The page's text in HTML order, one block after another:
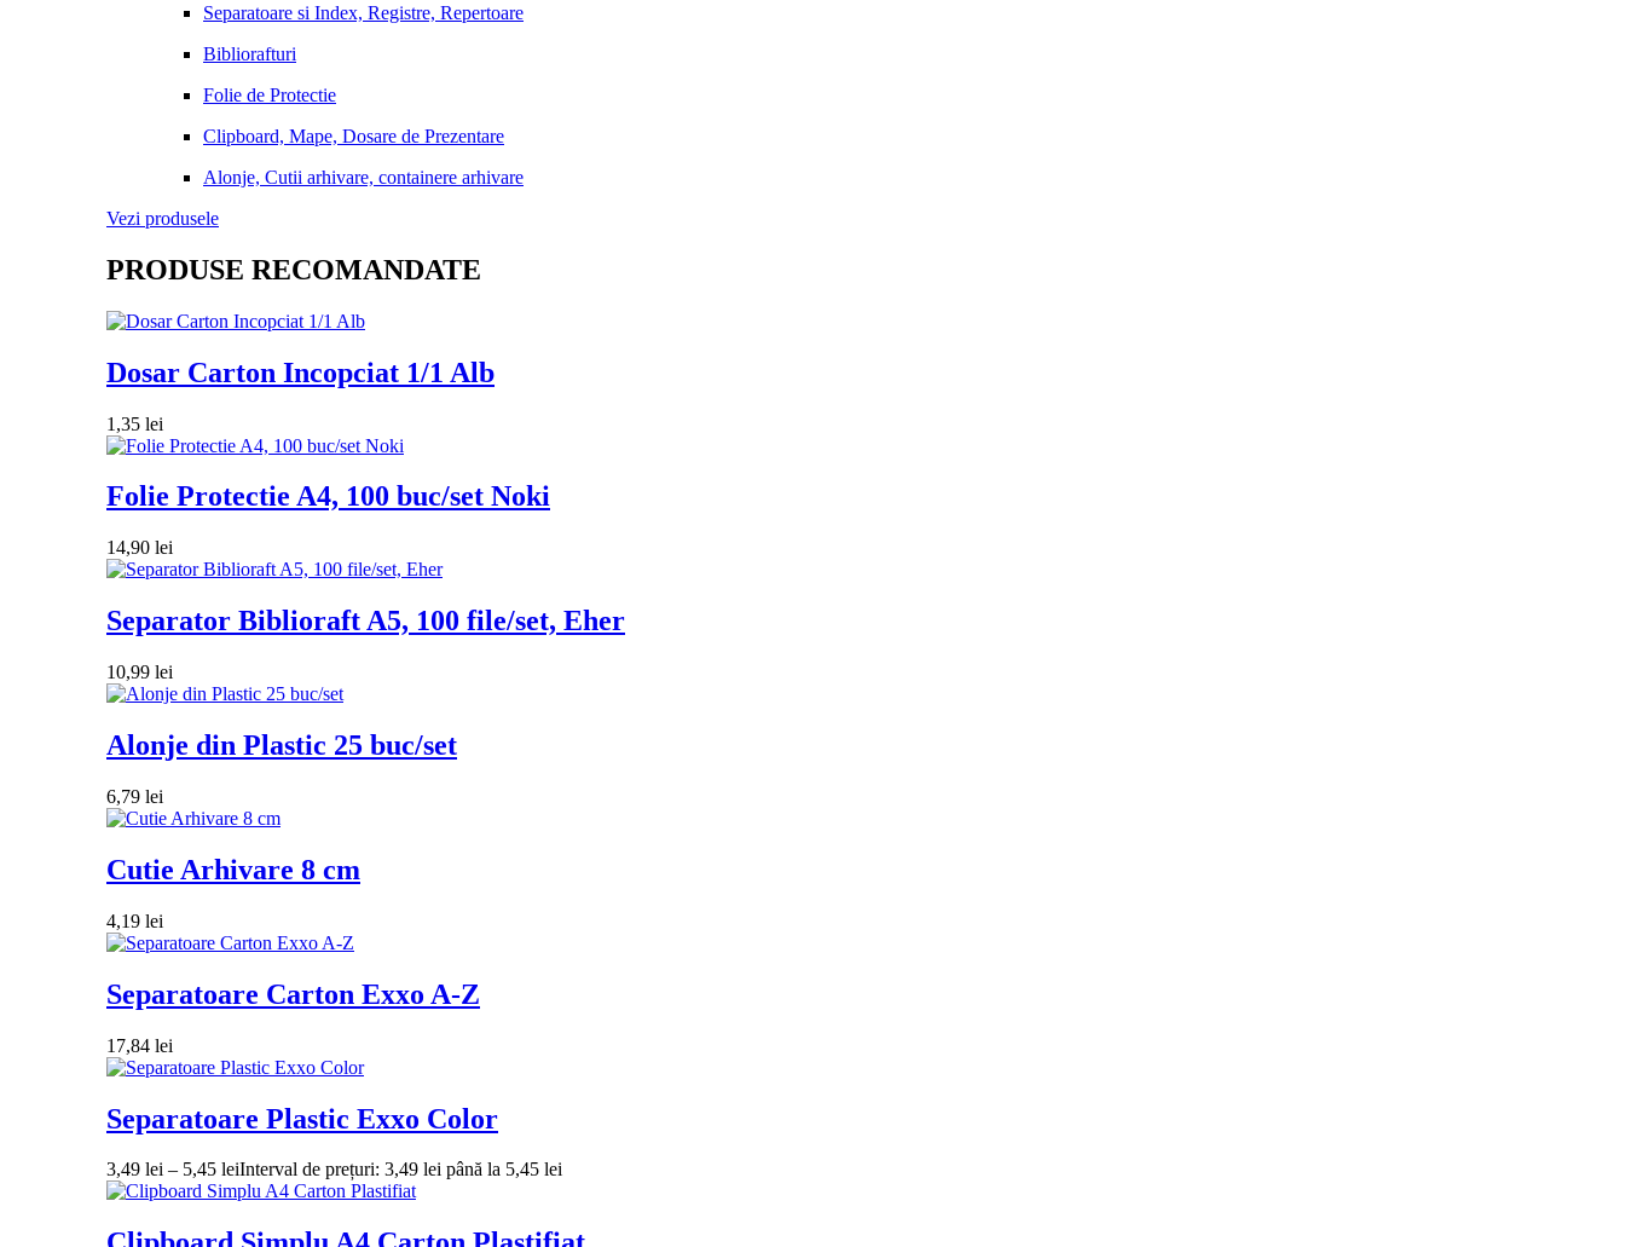
Separatoare si Index, Registre, Repertoare
Bibliorafturi
Folie de Protectie
Clipboard, Mape, Dosare de Prezentare
Alonje, Cutii arhivare, containere arhivare
Vezi produsele
PRODUSE RECOMANDATE
Dosar Carton Incopciat 1/1 Alb
1,35 lei
Folie Protectie A4, 100 buc/set Noki
14,90 lei
Separator Biblioraft A5, 100 file/set, Eher
10,99 lei
Alonje din Plastic 25 buc/set
6,79 lei
Cutie Arhivare 8 cm
4,19 lei
Separatoare Carton Exxo A-Z
17,84 lei
Separatoare Plastic Exxo Color
3,49 lei – 5,45 leiInterval de prețuri: 3,49 lei până la 5,45 lei